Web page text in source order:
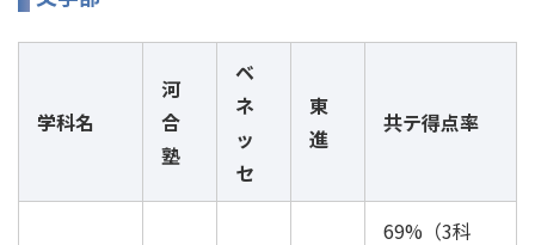
学科名
河
合
塾
ベ
ネ
ッ
セ
東
進
共テ得点率
69%（3科